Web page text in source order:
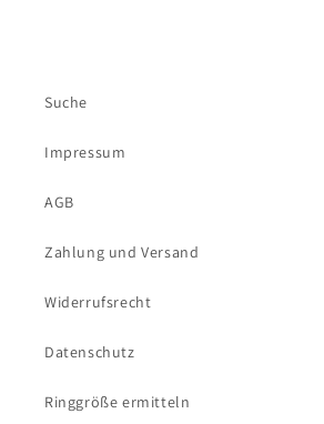
Suche
Impressum
AGB
Zahlung und Versand
Widerrufsrecht
Datenschutz
Ringgröße ermitteln